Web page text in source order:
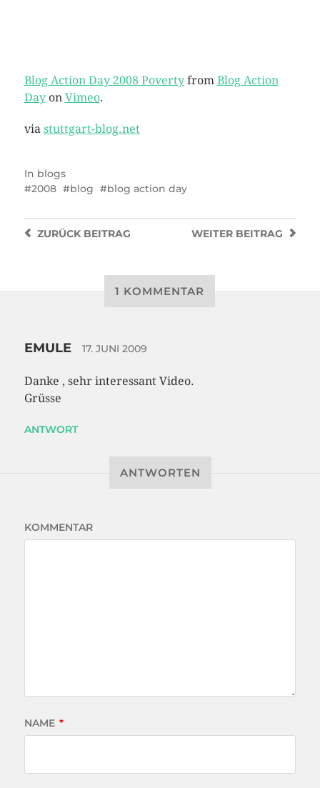
Blog Action Day 2008 Povertyfrom Blog Action
Dayon Vimeo.
via stuttgart-blog.net
In blogs
2008
blog blog action day
WEITER BEITRAG
ZURÜCKBEITRAG
1 KOMMENTAR
EMULE 17. JUNI 2009
Danke , sehr interessant Video.
Grüsse
ANTWORT
ANTWORTEN
KOMMENTAR
NAME *